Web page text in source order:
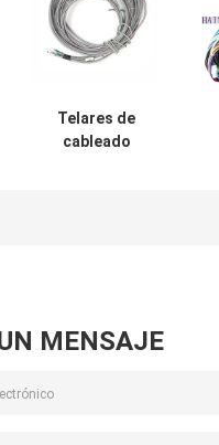
Telares de
cableado
MENSAJE